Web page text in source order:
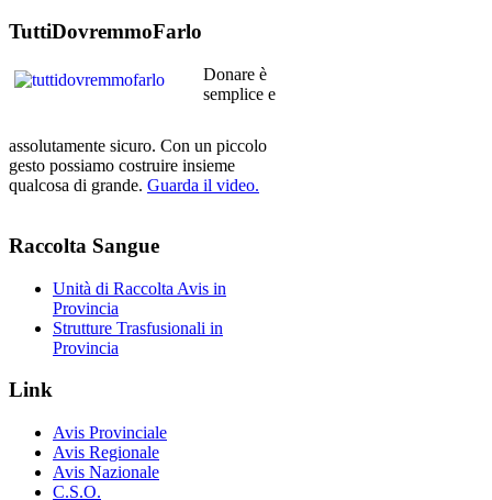
TuttiDovremmoFarlo
Donare è
semplice e
assolutamente sicuro. Con un piccolo
gesto possiamo costruire insieme
qualcosa di grande. Guarda il video.
Raccolta Sangue
Unità di Raccolta Avis in
Provincia
Strutture Trasfusionali in
Provincia
Link
Avis Provinciale
Avis Regionale
Avis Nazionale
C.S.O.